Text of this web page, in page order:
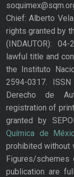
Chief: Alberto
rights granted by
(INDAUTOR):
lawful title and
the Instituto
2594-0317.
Derecho de
registration of
granted by
Química de
prohibited without
Figures/
publication are